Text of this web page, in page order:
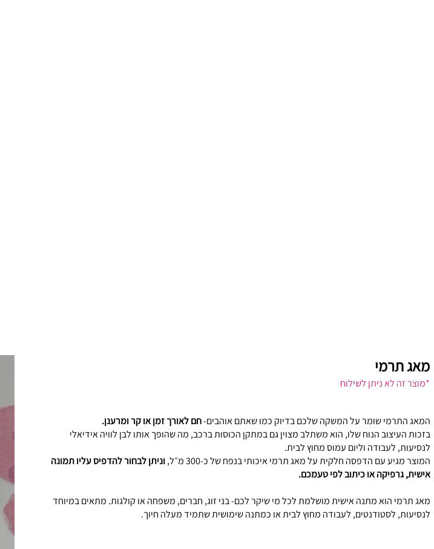
מאג תרמי
*מוצר זה לא ניתן לשילוח
המאג התרמי שומר על המשקה שלכם בדיוק כמו שאתם אוהבים-חם לאורך זמן או קר ומרענן.
בזכות העיצוב הנוח שלו, הוא משתלב מצוין גם במתקן הכוסות ברכב, מה שהופך אותו לבן לוויה אידיאלי
לנסיעות, לעבודה וליום עמוס מחוץ לבית.
המוצר מגיע עם הדפסה חלקית על מאג תרמי איכותי בנפח של כ-300 מ״ל,
וניתן לבחור להדפיס עליו תמונה
אישית, גרפיקה או כיתוב לפי טעמכם.
מאג תרמי הוא מתנה אישית מושלמת לכל מי שיקר לכם- בני זוג, חברים, משפחה או קולגות. מתאים במיוחד
לנסיעות, לסטודנטים, לעבודה מחוץ לבית או כמתנה שימושית שתמיד מעלה חיוך.